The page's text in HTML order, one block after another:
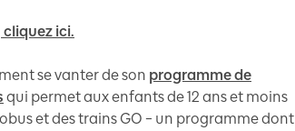
cliquez ici.
se vanter de son programme de
qui permet aux enfants de 12 ans et moins
et des trains GO – un programme dont